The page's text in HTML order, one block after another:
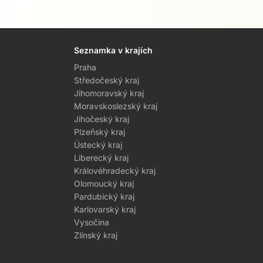
Seznamka v krajích
Praha
Středočeský kraj
Jihomoravský kraj
Moravskoslezský kraj
Jihočeský kraj
Plzeňský kraj
Ústecký kraj
Liberecký kraj
Královéhradecký kraj
Olomoucký kraj
Pardubický kraj
Karlovarský kraj
Vysočina
Zlínský kraj